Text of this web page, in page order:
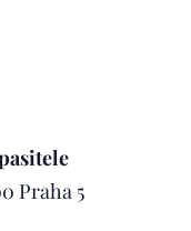
Praha 5